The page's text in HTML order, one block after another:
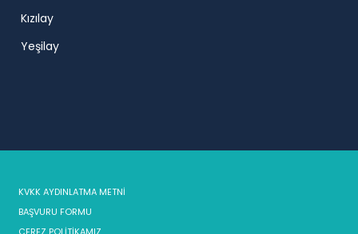
Kızılay
Yeşilay
KVKK AYDINLATMA METNİ
BAŞVURU FORMU